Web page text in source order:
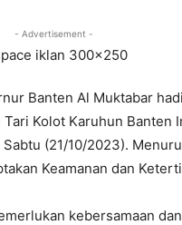
- Advertisement -
Banten Al Muktabar
Kolot Karuhun Banten
(21/10/2023).
Keamanan dan
kebersamaan